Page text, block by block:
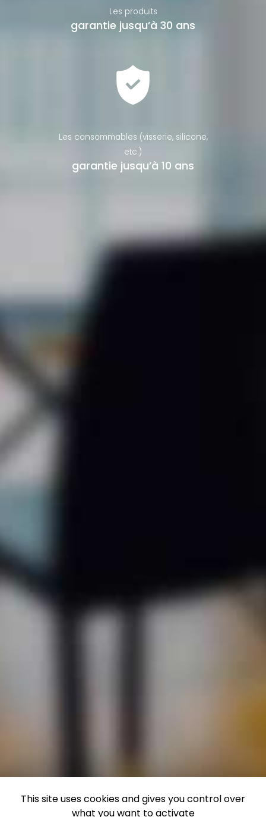
Les produits
garantie jusqu’à 30 ans
Les consommables (visserie, silicone,
etc.)
garantie jusqu’à 10 ans
This site uses cookies and gives you control over
what you want to activate